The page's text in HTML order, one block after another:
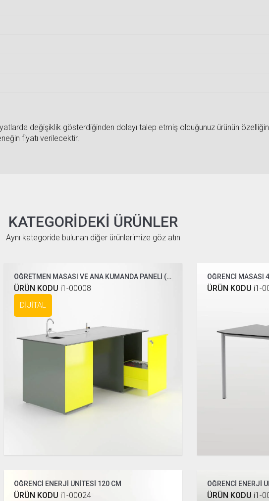
değişiklik gösterdiğinden dolayı talep etmiş olduğunuz ürünün
fiyatı verilecektir.
KATEGORIDEKI ÜRÜNLER
Aynı kategoride bulunan diğer ürünlerimize göz atın
ÖĞRETMEN MASASI VE ANA KUMANDA PANELİ ( COMPAKT DİJİTAL )
ÜRÜN KODU i1-00008
DİJİTAL
ÖĞRENCİ MASASI
ÜRÜN KODU i1-
ÖĞRENCİ ENERJİ ÜNİTESİ 120 CM
ÜRÜN KODU i1-00024
ÖĞRENCİ ENERJİ
ÜRÜN KODU i1-